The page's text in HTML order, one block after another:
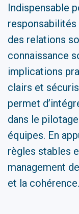
Indispensable
responsabilités
des relations
connaissance
implications
clairs et
permet
dans le
équipes. En
règles stables
management
et la cohérence.